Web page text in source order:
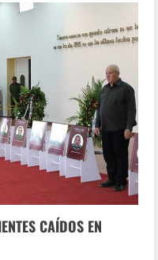
CAÍDOS EN